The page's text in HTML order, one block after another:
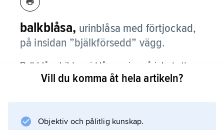
balkblåsa, urinblåsa med förtjockad,
på insidan ”bjälkförsedd” vägg.
Balkblåsa bildas vid långvarig svårighet att
tömma blåsan, t.ex. vid prostataförstoring.
Vill du komma åt hela artikeln?
Objektiv och pålitlig kunskap.